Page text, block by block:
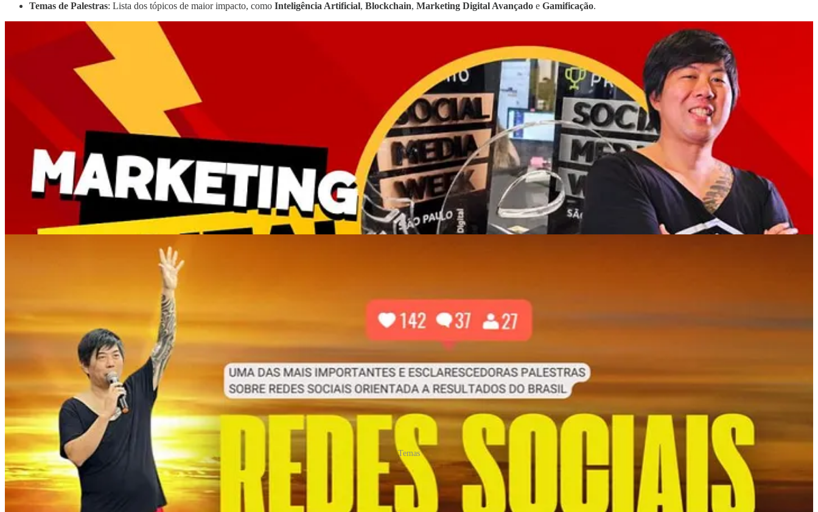
Temas de Palestras: Lista dos tópicos de maior impacto, como Inteligência Artificial, Blockchain, Marketing Digital Avançado e Gamificação.
Temas
Formato e Metodologia
: Abordagem prática, interativa e focada em resultados para diferentes públicos — de estudantes a executivos.
Casos de Sucesso
: Destaques de projetos, empresas e eventos que já contaram com a experiência de Juliano Kimura para potencializar resultados e fomentar inovação.